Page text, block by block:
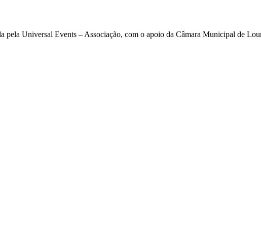
pela Universal Events – Associação, com o apoio da Câmara Municipal de